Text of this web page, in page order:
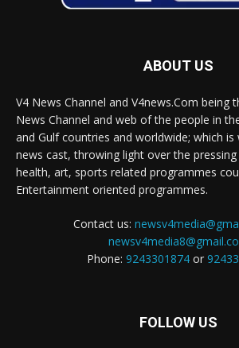
ABOUT US
V4 News Channel and V4news.Com being
News Channel and web of the people in
and Gulf countries and worldwide; which
news cast, throwing light over the
health, art, sports related programmes
Entertainment oriented programmes.
Contact us:
Phone: 9243301874or
FOLLOW US